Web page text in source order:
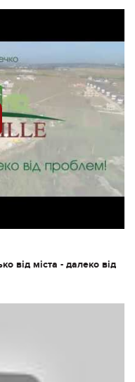
від міста - далеко від